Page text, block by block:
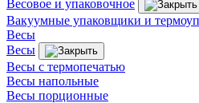
Весовое и упаковочное
Вакуумные упаковщики и
Весы
Весы
Весы с термопечатью
Весы напольные
Весы порционные